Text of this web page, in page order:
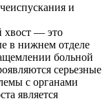
и
хвост — это
в нижнем отделе
больной
серьезные
с органами
является